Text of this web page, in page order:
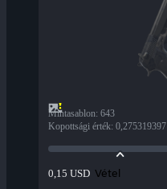
Mintasablon: 643
Kopottsági érték: 0,275319397
0,15 USD Vétel